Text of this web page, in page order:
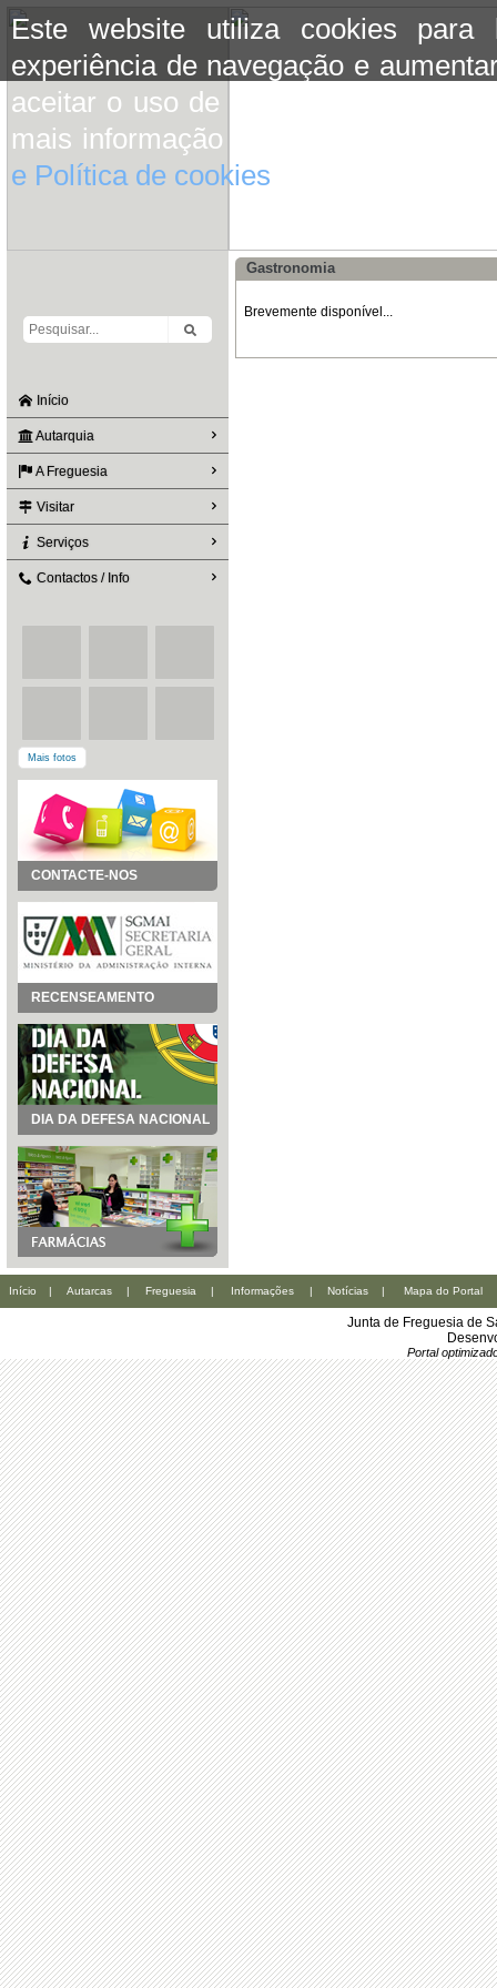
Este website utiliza cookies para
experiência de navegação e
aceitar o uso de cookies basta
mais informação consulte a
e Política de cookies
Início
Autarquia
A Freguesia
Visitar
Serviços
Contactos / Info
Mais fotos
CONTACTE-NOS
RECENSEAMENTO
DIA DA DEFESA NACIONAL
Gastronomia
Brevemente disponível...
Início | Autarcas | Freguesia | Informações | Notícias | Mapa do Portal
Junta de Freguesia de
Portal